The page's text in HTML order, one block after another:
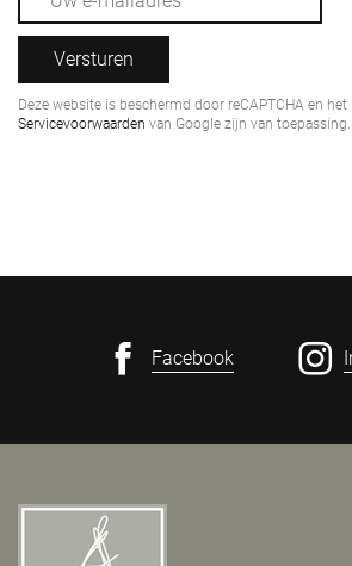
Versturen
Deze website is beschermd door reCAPTCHA en het
Servicevoorwaarden van Google zijn van toepassing.
Facebook